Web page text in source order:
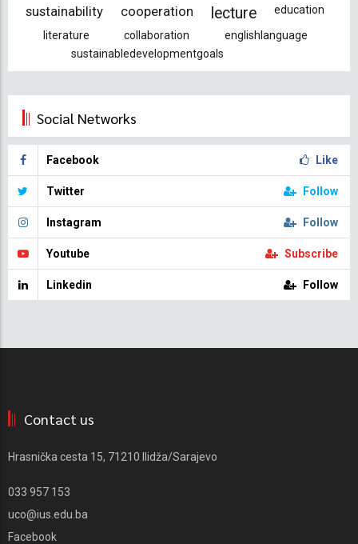
sustainability cooperation lecture
education
literature
collaboration
englishlanguage
sustainabledevelopmentgoals
Social Networks
Facebook Like
Twitter Follow
Instagram Follow
Youtube Subscribe
Linkedin Follow
Contact us
Hrasnička cesta 15, 71210 Ilidža/Sarajevo
033 957 153
uco@ius.edu.ba
Facebook